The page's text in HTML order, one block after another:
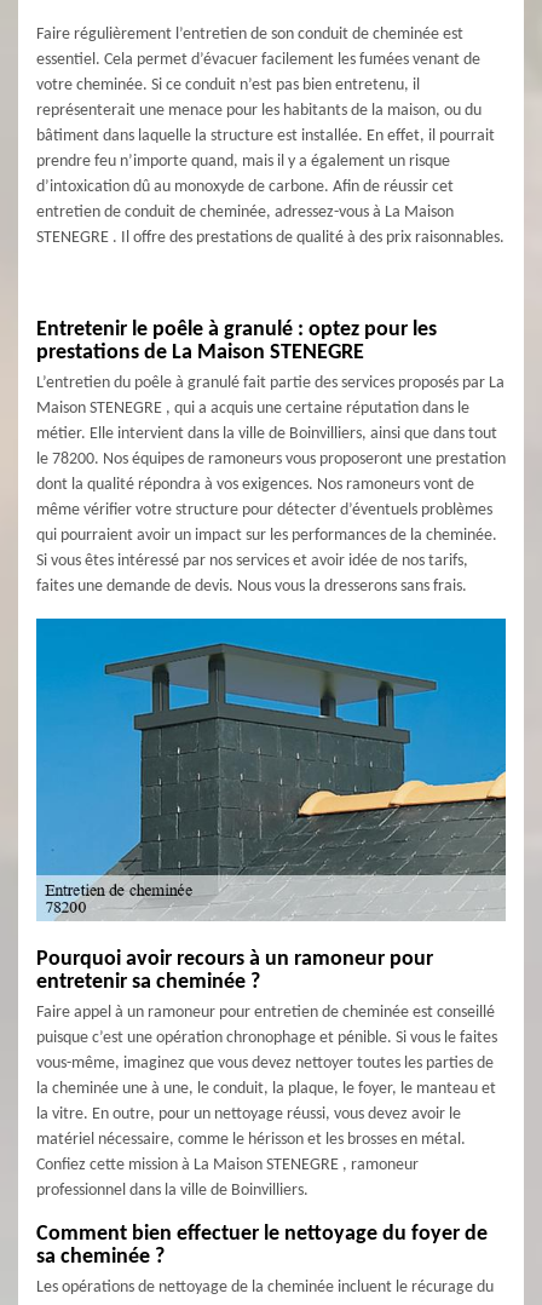
Faire régulièrement l’entretien de son conduit de cheminée est
essentiel. Cela permet d’évacuer facilement les fumées venant de
votre cheminée. Si ce conduit n’est pas bien entretenu, il
représenterait une menace pour les habitants de la maison, ou du
bâtiment dans laquelle la structure est installée. En effet, il pourrait
prendre feu n’importe quand, mais il y a également un risque
d’intoxication dû au monoxyde de carbone. Afin de réussir cet
entretien de conduit de cheminée, adressez-vous à La Maison
STENEGRE . Il offre des prestations de qualité à des prix raisonnables.
Entretenir le poêle à granulé : optez pour les
prestations de La Maison STENEGRE
L’entretien du poêle à granulé fait partie des services proposés par La
Maison STENEGRE , qui a acquis une certaine réputation dans le
métier. Elle intervient dans la ville de Boinvilliers, ainsi que dans tout
le 78200. Nos équipes de ramoneurs vous proposeront une prestation
dont la qualité répondra à vos exigences. Nos ramoneurs vont de
même vérifier votre structure pour détecter d’éventuels problèmes
qui pourraient avoir un impact sur les performances de la cheminée.
Si vous êtes intéressé par nos services et avoir idée de nos tarifs,
faites une demande de devis. Nous vous la dresserons sans frais.
Pourquoi avoir recours à un ramoneur pour
entretenir sa cheminée ?
Faire appel à un ramoneur pour entretien de cheminée est conseillé
puisque c’est une opération chronophage et pénible. Si vous le faites
vous-même, imaginez que vous devez nettoyer toutes les parties de
la cheminée une à une, le conduit, la plaque, le foyer, le manteau et
la vitre. En outre, pour un nettoyage réussi, vous devez avoir le
matériel nécessaire, comme le hérisson et les brosses en métal.
Confiez cette mission à La Maison STENEGRE , ramoneur
professionnel dans la ville de Boinvilliers.
Comment bien effectuer le nettoyage du foyer de
sa cheminée ?
Les opérations de nettoyage de la cheminée incluent le récurage du